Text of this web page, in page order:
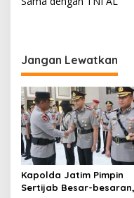
g
a
s
i
p
o
s
Jangan Lewatkan
Kapolda Jatim Pimpin
Sertijab Besar-